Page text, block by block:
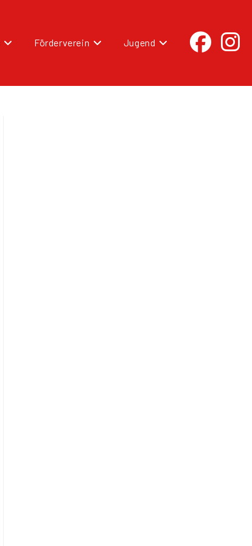
Förderverein Jugend